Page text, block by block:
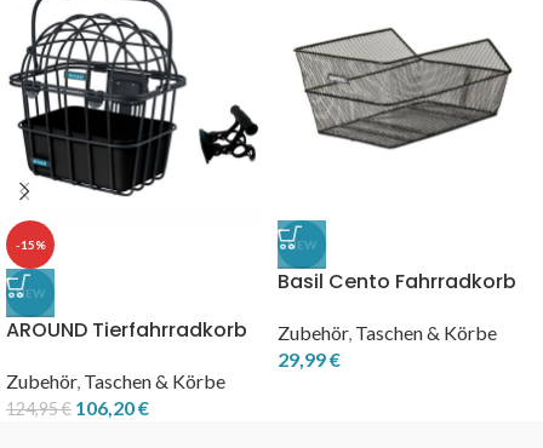
-15%
NEW
AROUND Tierfahrradkorb
Lenkerhalter
Zubehör, Taschen & Körbe
124,95€ 106,20€
NEW
Basil Cento Fahrradkorb
Zubehör, Taschen & Körbe
29,99€